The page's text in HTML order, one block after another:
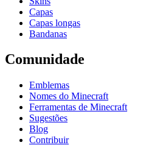
Capas
Capas longas
Bandanas
Comunidade
Emblemas
Nomes do Minecraft
Ferramentas de Minecraft
Sugestões
Blog
Contribuir